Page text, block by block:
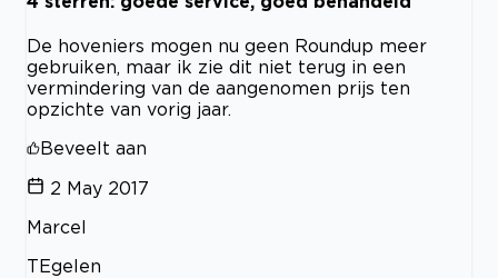
De hoveniers mogen nu geen Roundup meer
gebruiken, maar ik zie dit niet terug in een
vermindering van de aangenomen prijs ten
opzichte van vorig jaar.
Beveelt aan
2 May 2017
Marcel
TEgelen